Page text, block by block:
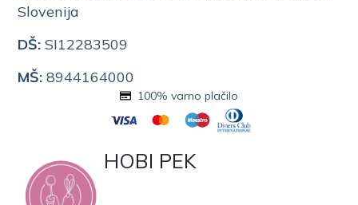
Slovenija
DŠ: SI12283509
MŠ: 8944164000
HOBI PEK
100% varno plačilo